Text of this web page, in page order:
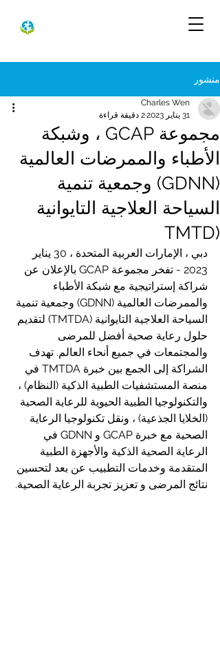
منشور
مجموعة GCAP ، وشبكة
الأطباء والممرضات العالمية
(GDNN) وجمعية تنمية
السياحة العلاجية التايوانية
(TMTD
Charles Wen
31 يناير 2023
2 دقيقة قراءة
دبي ، الإمارات العربية المتحدة ، 30 يناير
2023 - تفخر مجموعة GCAP بالإعلان عن
شراكة إستراتيجية مع شبكة الأطباء
والممرضات العالمية (GDNN) وجمعية تنمية
السياحة العلاجية التايوانية (TMTDA) لتقديم
حلول رعاية صحية أفضل للمرضى
والمجتمعات في جميع أنحاء العالم. تهدف
الشراكة إلى الجمع بين خبرة TMTDA في
منصة المستشفيات الطبية الذكية (النظام) ،
والتكنولوجيا الطبية الحيوية للرعاية الصحية
(الخلايا الجذعية) ، ونقل تكنولوجيا الرعاية
الصحية مع خبرة GCAP و GDNN في
الرعاية الصحية الذكية والأجهزة الطبية
المتقدمة وخدمات التطبيب عن بعد لتحسين
نتائج المرضى و تعزيز تجربة الرعاية الصحية.